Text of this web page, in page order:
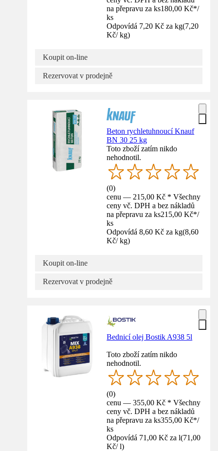
na přepravu za ks180,00 Kč*/
ks
Odpovídá 7,20 Kč za kg(7,20
Kč/ kg)
Koupit on-line
Rezervovat v prodejně
Beton rychletuhnoucí Knauf
BN 30 25 kg
Toto zboží zatím nikdo
nehodnotil.
(0)
cenu — 215,00 Kč * Všechny
ceny vč. DPH a bez nákladů
na přepravu za ks215,00 Kč*/
ks
Odpovídá 8,60 Kč za kg(8,60
Kč/ kg)
Koupit on-line
Rezervovat v prodejně
Bednicí olej Bostik A938 5l
Toto zboží zatím nikdo
nehodnotil.
(0)
cenu — 355,00 Kč * Všechny
ceny vč. DPH a bez nákladů
na přepravu za ks355,00 Kč*/
ks
Odpovídá 71,00 Kč za l(71,00
Kč/ l)